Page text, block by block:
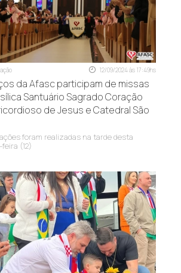
e transformar realidades.
12/09/2024 às 17:49hs
da Afasc participam de missas
Santuário Sagrado Coração
de Jesus e Catedral São
foram realizadas na tarde desta
(12)